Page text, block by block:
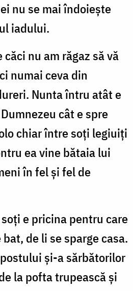
nu se mai îndoieşte
iadului.
nu am răgaz să vă
numai ceva din
Nunta întru atât e
cât e spre
chiar între soţi legiuiţi
ea vine bătaia lui
în fel şi fel de
e pricina pentru care
de li se sparge casa.
şi-a sărbătorilor
la pofta trupească şi